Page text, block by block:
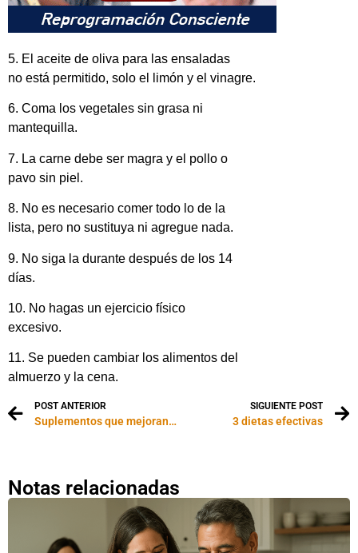
5. El aceite de oliva para las ensaladas
no está permitido, solo el limón y el vinagre.
6. Coma los vegetales sin grasa ni
mantequilla.
7. La carne debe ser magra y el pollo o
pavo sin piel.
8. No es necesario comer todo lo de la
lista, pero no sustituya ni agregue nada.
9. No siga la durante después de los 14
días.
10. No hagas un ejercicio físico
excesivo.
11. Se pueden cambiar los alimentos del
almuerzo y la cena.
POST ANTERIOR
Suplementos que mejoran cualquier dieta
SIGUIENTE POST
3 dietas efectivas
Notas relacionadas